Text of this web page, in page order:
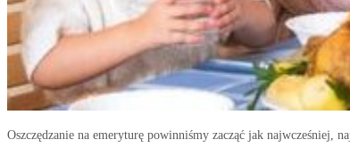
Oszczędzanie na emeryturę powinniśmy zacząć jak najwcześniej,